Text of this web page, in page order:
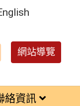
網站導覽
絡資訊